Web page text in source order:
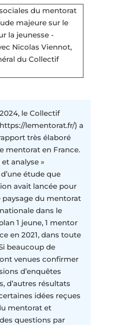
le Collectif
lementorat.fr/) a
très élaboré
mentorat en France.
analyse »
étude que
avait lancée pour
paysage du mentorat
dans le
1 jeune, 1 mentor
en 2021, dans toute
beaucoup de
venues confirmer
d’enquêtes
d’autres résultats
idées reçues
mentorat et
questions par